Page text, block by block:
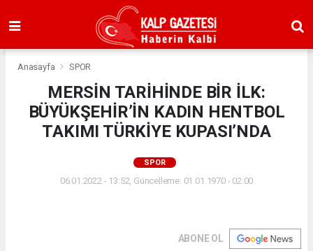
Anasayfa SPOR
MERSİN TARİHİNDE BİR İLK:
BÜYÜKŞEHİR’İN KADIN HENTBOL
TAKIMI TÜRKİYE KUPASI’NDA
SPOR
06.01.2022 - 13:52, Güncelleme: 01.01.1970 - 02:00
ABONE OL